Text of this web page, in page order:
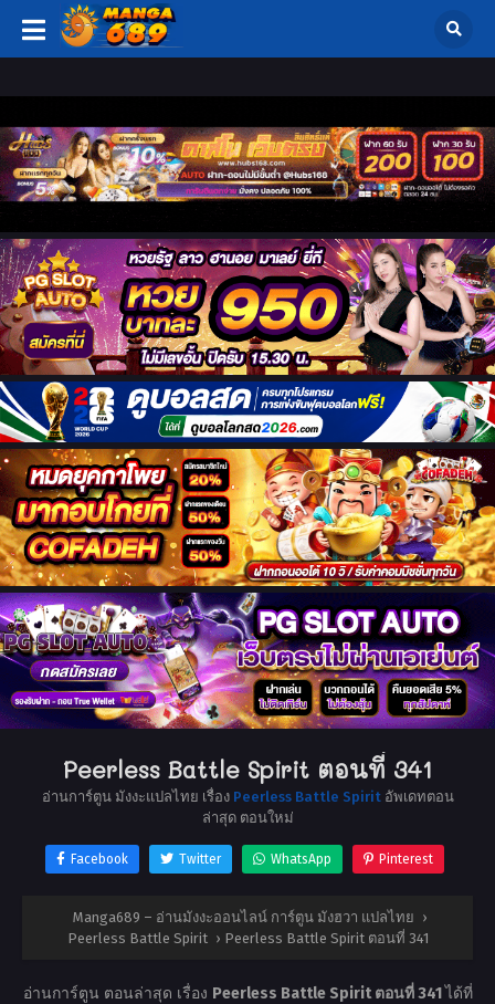
Peerless Battle Spirit ตอนที่ 341
อ่านการ์ตูน มังงะแปลไทย เรื่อง Peerless Battle Spiritอัพเดทตอน
ล่าสุด ตอนใหม่
Facebook Twitter WhatsApp Pinterest
Manga689 – อ่านมังงะออนไลน์ การ์ตูน มังฮวา แปลไทย ›
Peerless Battle Spirit › Peerless Battle Spirit ตอนที่ 341
อ่านการ์ตูน ตอนล่าสุด เรื่อง Peerless Battle Spirit ตอนที่ 341ได้ที่